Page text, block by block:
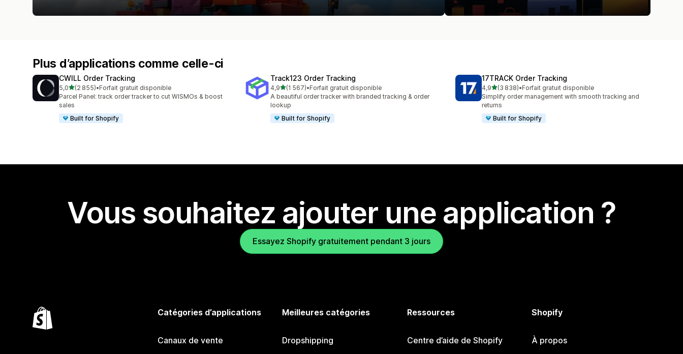
Plus d’applications comme celle-ci
CWILL Order Tracking
5,0étoile(s) sur 5
(2 855)
2855 avis au total
•Forfait gratuit disponible
Parcel Panel: track order tracker to cut WISMOs & boost
sales
Built for Shopify
Track123 Order Tracking
4,9étoile(s) sur 5
(1 567)
1567 avis au total
•Forfait gratuit disponible
A beautiful order tracker with branded tracking & order
lookup
Built for Shopify
17TRACK Order Tracking
4,9étoile(s) sur 5
(3 838)
3838 avis au total
•Forfait gratuit disponible
Simplify order management with smooth tracking and
returns
Built for Shopify
Vous souhaitez ajouter une application ?
Essayez Shopify gratuitement pendant 3 jours
Catégories d’applications
Canaux de vente
Meilleures catégories
Dropshipping
Ressources
Centre d’aide de Shopify
Shopify
À propos